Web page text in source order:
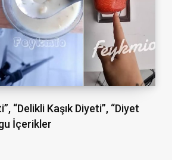
“Delikli Kaşık Diyeti”, “Diyet
İçerikler